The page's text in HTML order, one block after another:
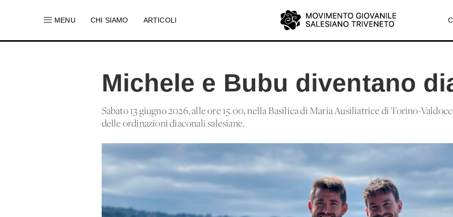
MENU CHI SIAMO ARTICOLI
Michele e Bubu diventano
Sabato 13 giugno 2026, alle ore 15.00, nella Basilica di Maria Ausiliatrice di Torino-
delle ordinazioni diaconali salesiane.